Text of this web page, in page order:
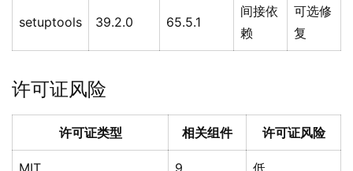
setuptools 39.2.0 65.5.1
间接依
赖
可选修
复
许可证风险
许可证类型 相关组件 许可证风险